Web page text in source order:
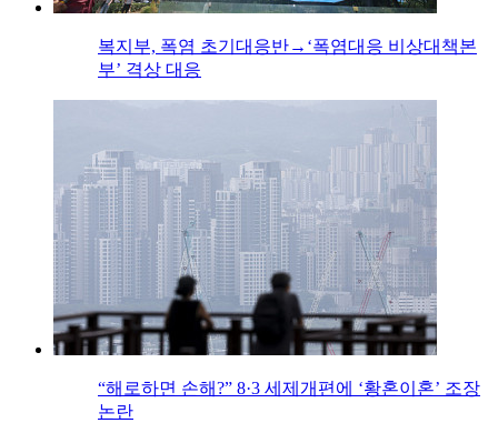
복지부, 폭염 초기대응반→‘폭염대응 비상대책본
부’ 격상 대응
“해로하면 손해?” 8·3 세제개편에 ‘황혼이혼’ 조장
논란